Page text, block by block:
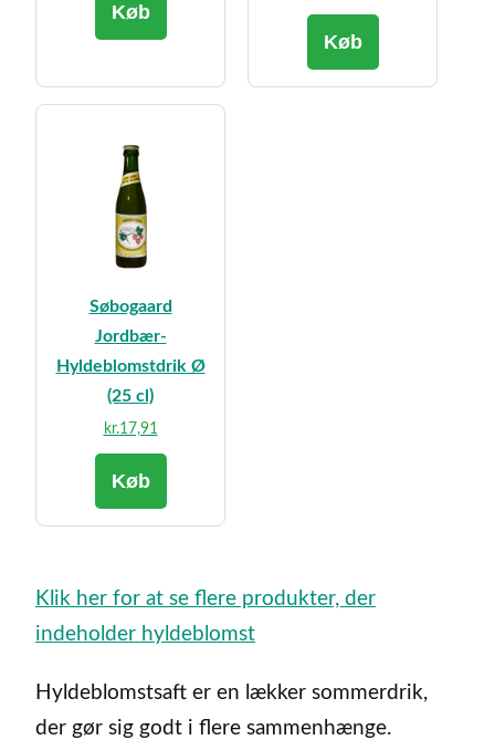
pris
Køb
Køb
Søbogaard
Jordbær-
Hyldeblomstdrik Ø
(25 cl)
kr.17,91
Køb
Klik her for at se flere produkter, der
indeholder hyldeblomst
Hyldeblomstsaft er en lækker sommerdrik,
der gør sig godt i flere sammenhænge.